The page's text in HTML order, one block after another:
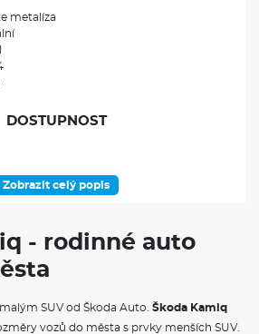
metalíza
DOSTUPNOST
na 5 let, do 100 000 km
VE VÝBAVA STUPNI
Zobrazit celý popis
- rodinné auto
SUV od Škoda Auto. Škoda Kamiq
vozů do města s prvky menších SUV.